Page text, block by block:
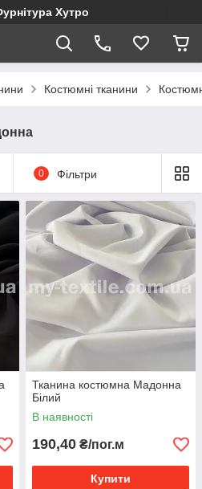
Хутро
Костюмні тканини
0 Фільтри
Тканина костюмна Мадонна
Білий
В наявності
190,40 ₴/пог.м
Купити